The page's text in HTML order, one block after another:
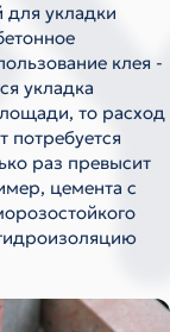
для укладки
клея -
укладка
то расход
потребуется
раз превысит
цемента с